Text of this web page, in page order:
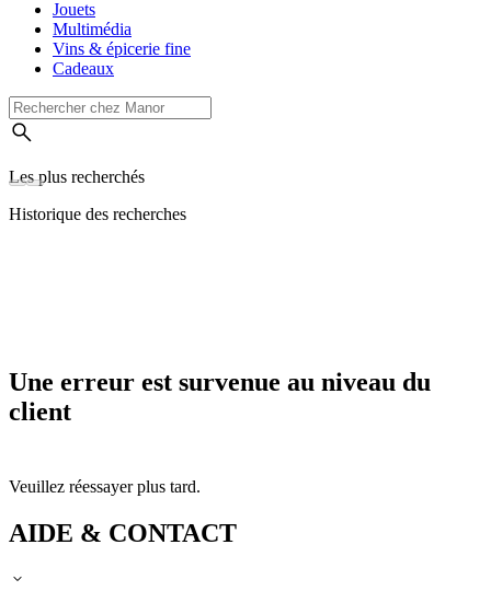
Jouets
Multimédia
Vins & épicerie fine
Cadeaux
Les plus recherchés
Historique des recherches
Une erreur est survenue au niveau du
client
Veuillez réessayer plus tard.
AIDE & CONTACT